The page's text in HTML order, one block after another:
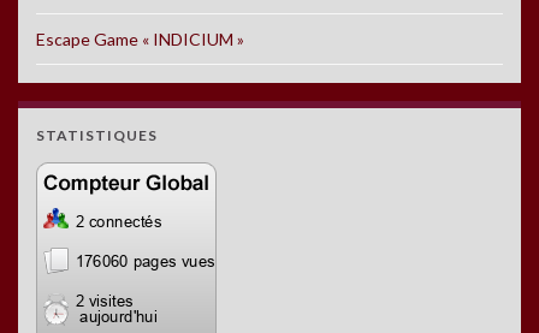
Escape Game « INDICIUM »
STATISTIQUES